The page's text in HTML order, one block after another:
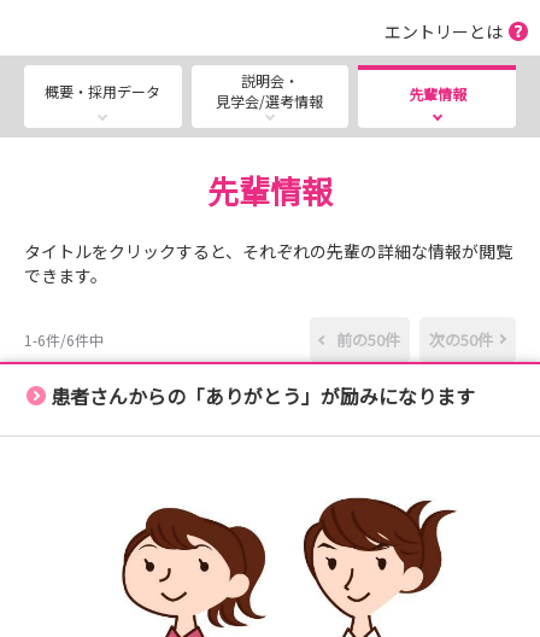
「急性期病院に興味がある」
という方は、ぜひお早めにご予約ください🌸
病院見学会のみのご参加も大歓迎です！
エントリーとは
概要・採用データ
説明会・
見学会/選考情報
先輩情報
先輩情報
タイトルをクリックすると、それぞれの先輩の詳細な情報が閲覧
できます。
1-6件/6件中 前の50件 次の50件
患者さんからの「ありがとう」が励みになります